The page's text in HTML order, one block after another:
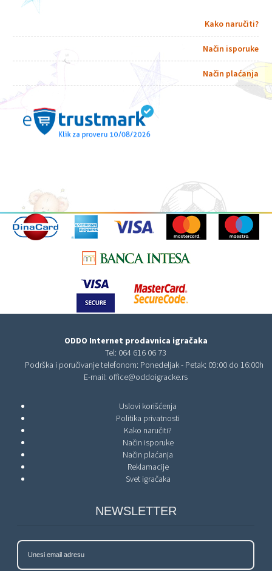
Kako naručiti?
Način isporuke
Način plaćanja
ODDO Internet prodavnica igračaka
Tel: 064 616 06 73
Podrška i poručivanje telefonom: Ponedeljak - Petak: 09:00 do 16:00h
E-mail: office@oddoigracke.rs
Uslovi korišćenja
Politika privatnosti
Kako naručiti?
Način isporuke
Način plaćanja
Reklamacije
Svet igračaka
NEWSLETTER